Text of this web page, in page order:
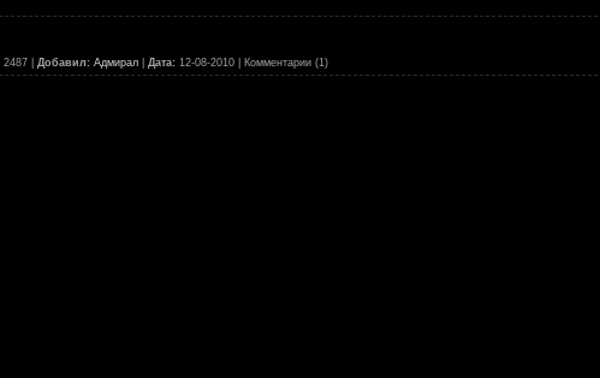
2487 | Добавил: Адмирал Дата: 12-08-2010 | Комментарии (1)